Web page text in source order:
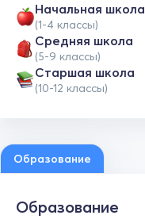
Начальная школа
(1-4 классы)
Средняя школа
(5-9 классы)
Cтаршая школа
(10-12 классы)
Образование
Образование